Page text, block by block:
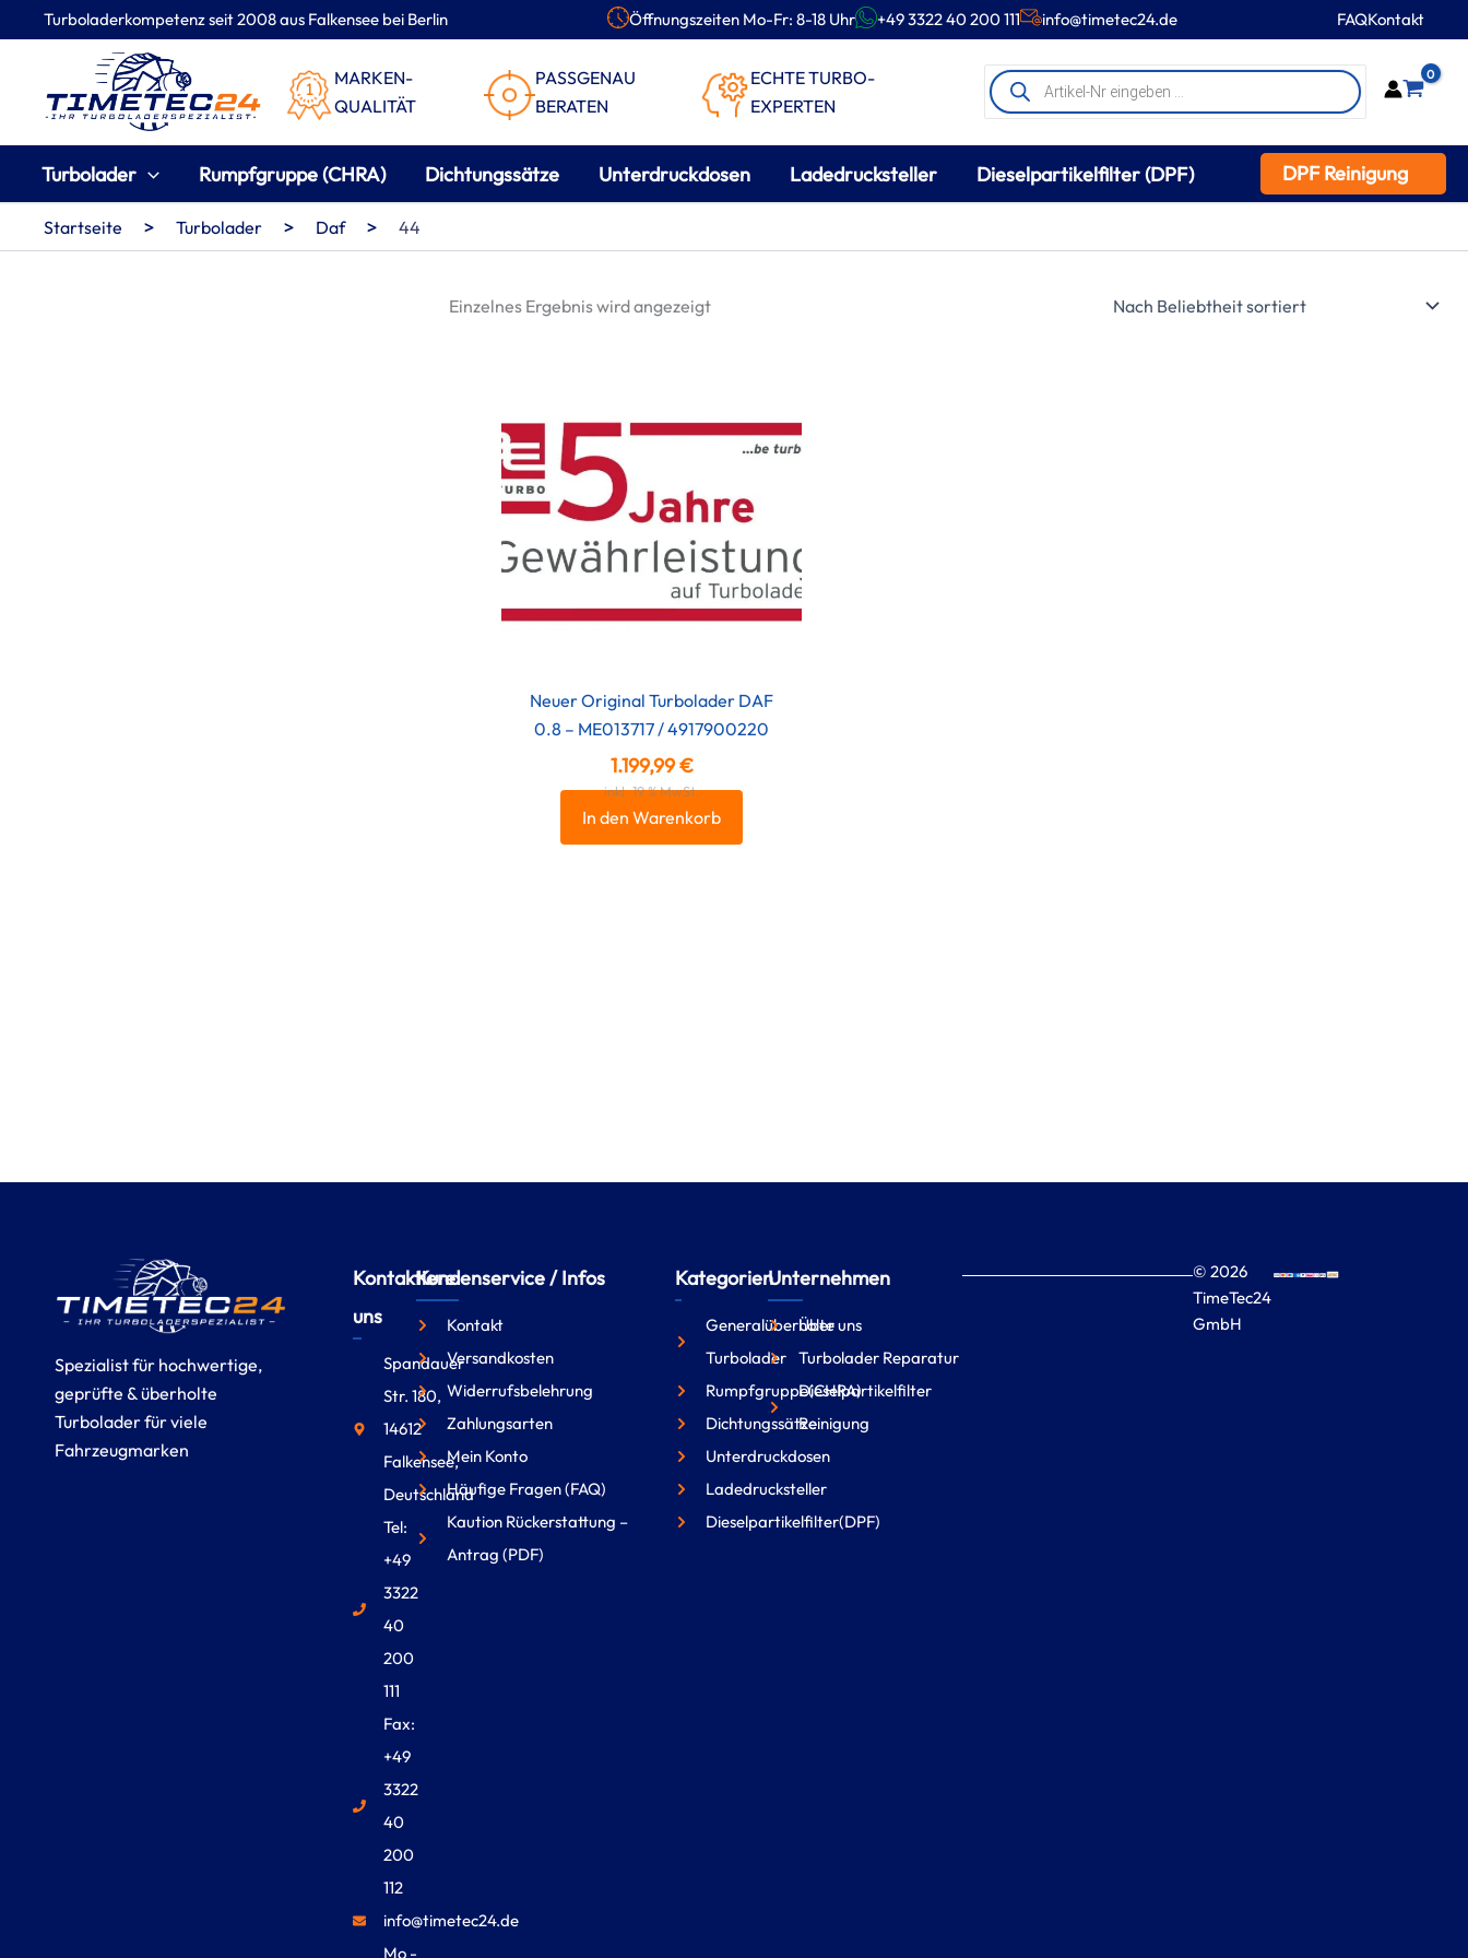
Turboladerkompetenz seit 2008 aus Falkensee bei Berlin Öffnungszeiten Mo-Fr: 8-18 Uhr +49 3322 40 200 111 info@timetec24.de FAQKontakt
MARKEN-
QUALITÄT
PASSGENAU
BERATEN
ECHTE TURBO-
EXPERTEN
Products
search
0
Turbolader Rumpfgruppe (CHRA) Dichtungssätze Unterdruckdosen Ladedrucksteller Dieselpartikelfilter (DPF) DPF Reinigung
Inhalt
Startseite > Turbolader > Daf > 44
Einzelnes Ergebnis wird angezeigt
Neuer Original Turbolader DAF
0.8 – ME013717 / 4917900220
1.199,99€
inkl. 19 % MwSt.
In den Warenkorb
Spezialist für hochwertige,
geprüfte & überholte
Turbolader für viele
Fahrzeugmarken
Kontaktiere
uns
Spandauer
Str. 180,
14612
Falkensee,
Deutschland
Tel:
+49
3322
40
200
111
Fax:
+49
3322
40
200
112
info@timetec24.de
Mo -
Kundenservice / Infos
Kontakt
Versandkosten
Widerrufsbelehrung
Zahlungsarten
Mein Konto
Häufige Fragen (FAQ)
Kaution Rückerstattung –
Antrag (PDF)
Kategorien
Generalüberholte
Turbolader
Rumpfgruppe(CHRA)
Dichtungssätze
Unterdruckdosen
Ladedrucksteller
Dieselpartikelfilter(DPF)
Unternehmen
Über uns
Turbolader Reparatur
Dieselpartikelfilter
Reinigung
© 2026
TimeTec24
GmbH